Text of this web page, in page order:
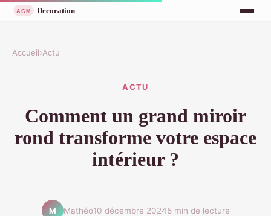
Accueil›Actu
ACTU
Comment un grand miroir
rond transforme votre espace
intérieur ?
M Mathéo10 décembre 20245 min de lecture